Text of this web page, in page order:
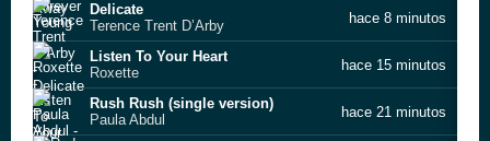
Delicate
Terence Trent D’Arby
hace 8 minutos
Listen To Your Heart
Roxette
hace 15 minutos
Rush Rush (single version)
Paula Abdul
hace 21 minutos